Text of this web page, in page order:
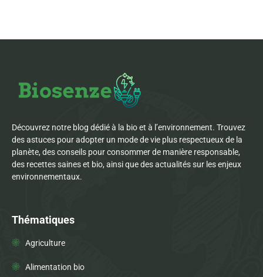
Découvrez notre blog dédié à la bio et à l’environnement. Trouvez
des astuces pour adopter un mode de vie plus respectueux de la
planète, des conseils pour consommer de manière responsable,
des recettes saines et bio, ainsi que des actualités sur les enjeux
environnementaux.
Thématiques
Agriculture
Alimentation bio